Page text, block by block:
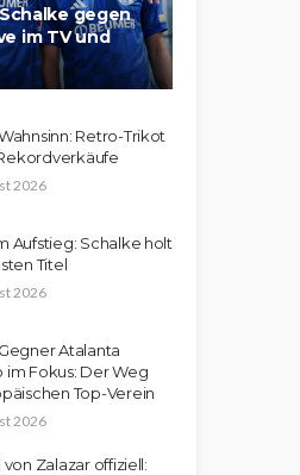
gegen
im TV und
Retro-Trikot
2026
Aufstieg: Schalke holt
Titel
2026
Atalanta
im Fokus: Der Weg
Top-Verein
2026
Zalazar offiziell: